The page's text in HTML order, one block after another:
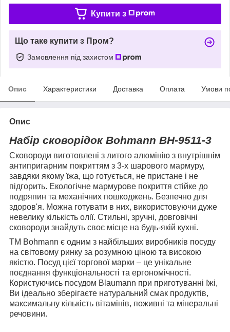
Купити з
Що таке купити з Пром?
Замовлення під захистом
Опис Характеристики Доставка Оплата Умови
Опис
Набір сковорідок Bohmann BH-9511-3
Сковороди виготовлені з литого алюмінію з внутрішнім
антипригарним покриттям з 3-х шарового мармуру,
завдяки якому їжа, що готується, не пристане і не
підгорить. Екологічне мармурове покриття стійке до
подряпин та механічних пошкоджень. Безпечно для
здоров'я. Можна готувати в них, використовуючи дуже
невелику кількість олії. Стильні, зручні, довговічні
сковороди знайдуть своє місце на будь-якій кухні.
ТМ Bohmann є одним з найбільших виробників посуду
на світовому ринку за розумною ціною та високою
якістю. Посуд цієї торгової марки – це унікальне
поєднання функціональності та ергономічності.
Користуючись посудом Blaumann при приготуванні їжі,
Ви ідеально зберігаєте натуральний смак продуктів,
максимальну кількість вітамінів, поживні та мінеральні
речовини.